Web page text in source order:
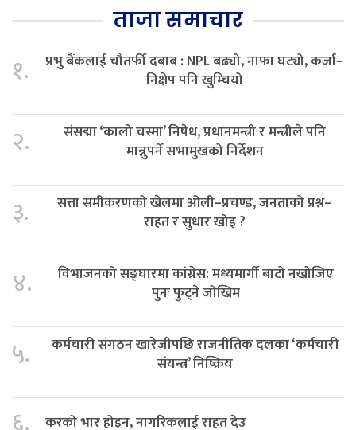
ताजा समाचार
१.
प्रभु बैंकलाई चौतर्फी दबाब : NPL बढ्यो, नाफा घट्यो, कर्जा–
निक्षेप पनि खुम्चियो
२.
संसद्मा ‘कालो चस्मा’ निषेध, प्रधानमन्त्री र मन्त्रीले पनि
मान्नुपर्ने सभामुखको निर्देशन
३.
सत्ता समीकरणको खेलमा ओली–प्रचण्ड, जनताको प्रश्न–
राहत र सुधार खोइ ?
४.
विभाजनको सङ्घारमा कांग्रेस: मध्यमार्गी बाटो नखोजिए
पुनः फुट्ने जोखिम
५.
कर्मचारी संगठन खारेजीपछि राजनीतिक दलका ‘कर्मचारी
संयन्त्र’ निष्क्रिय
करको भार होइन, नागरिकलाई राहत देउ